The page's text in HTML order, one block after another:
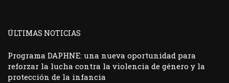
ÚLTIMAS NOTICIAS
Programa DAPHNE: una nueva oportunidad para
reforzar la lucha contra la violencia de género y la
protección de la infancia